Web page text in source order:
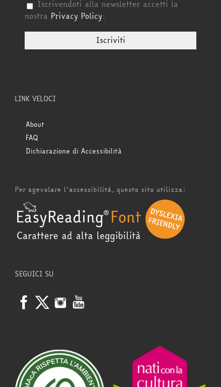
Iscrivendoti alla newsletter accetti la
nostra Privacy Policy.
LINK VELOCI
About
FAQ
Dichiarazione di Accessibilità
Per agevolare l'accessibilità, questo sito utilizza:
SEGUICI SU